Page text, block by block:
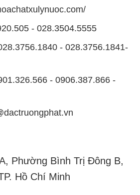
- 028.3504.5555
- 028.3756.1841-
- 0906.387.866 -
Phường Bình Trị Đông B,
Hồ Chí Minh